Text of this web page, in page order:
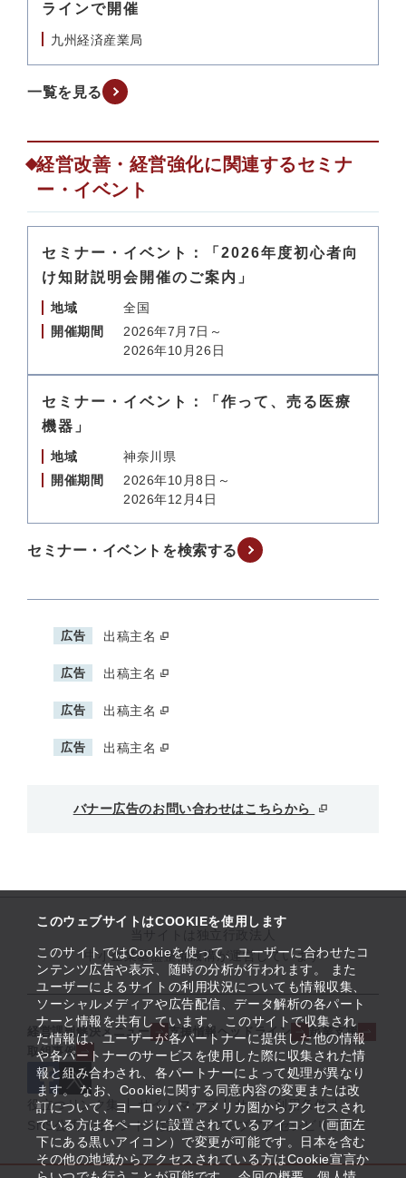
このウェブサイトはCOOKIEを使用します
このサイトではCookieを使って、ユーザーに合わせたコ
ンテンツ広告や表示、随時の分析が行われます。 また
ユーザーによるサイトの利用状況についても情報収集、
ソーシャルメディアや広告配信、データ解析の各パート
ナーと情報を共有しています。 このサイトで収集され
た情報は、ユーザーが各パートナーに提供した他の情報
や各パートナーのサービスを使用した際に収集された情
報と組み合わされ、各パートナーによって処理が異なり
ます。 なお、Cookieに関する同意内容の変更または改
訂について、ヨーロッパ・アメリカ圏からアクセスされ
ている方は各ページに設置されているアイコン（画面左
下にある黒いアイコン）で変更が可能です。日本を含む
その他の地域からアクセスされている方はCookie宣言か
ラインで開催
九州経済産業局
一覧を見る
経営改善・経営強化に関連するセミナ
ー・イベント
セミナー・イベント：「2026年度初心者向
け知財説明会開催のご案内」
地域
全国
開催期間
2026年7月7日～
2026年10月26日
セミナー・イベント：「作って、売る医療
機器」
地域
神奈川県
開催期間
2026年10月8日～
2026年12月4日
セミナー・イベントを検索する
広告 出稿主名
広告 出稿主名
広告 出稿主名
広告 出稿主名
バナー広告のお問い合わせはこちらから
中小企業基盤整備機構が運営しています
経営課題解決メニュー 支援情報ヘッドライン
起業支援
取組事例
役立つリンク集 サイトマップ
サイト利用条件
SNS公式アカウント一覧
ウェブアクセシビリティ